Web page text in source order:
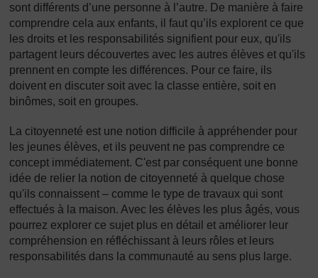
sont différents d’une personne à l’autre. De manière à faire
comprendre cela aux enfants, il faut qu’ils explorent ce que
les droits et les responsabilités signifient pour eux, qu'ils
partagent leurs découvertes avec les autres élèves et qu'ils
prennent en compte les différences. Pour ce faire, ils
doivent en discuter soit avec la classe entière, soit en
binômes, soit en groupes.
La citoyenneté est une notion difficile à appréhender pour
les jeunes élèves, et ils peuvent ne pas comprendre ce
concept immédiatement. C'est par conséquent une bonne
idée de relier la notion de citoyenneté à quelque chose
qu'ils connaissent – comme le type de travaux qui sont
effectués à la maison. Avec les élèves les plus âgés, vous
pourrez explorer ce sujet plus en détail et améliorer leur
compréhension en réfléchissant à leurs rôles et leurs
responsabilités dans la communauté au sens plus large.